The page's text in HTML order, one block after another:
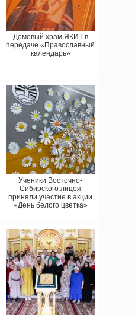
Домовый храм ЯКИТ в
передаче «Православный
календарь»
Ученики Восточно-
Сибирского лицея
приняли участие в акции
«День белого цветка»